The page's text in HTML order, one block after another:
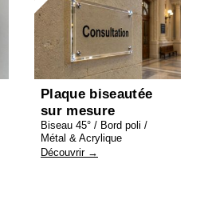
Plaque biseautée
sur mesure
Biseau 45° / Bord poli /
Métal & Acrylique
Découvrir →